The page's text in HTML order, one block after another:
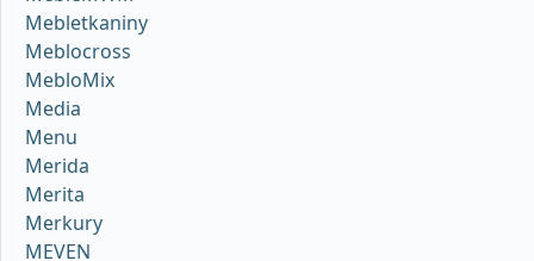
Mebletkaniny
Meblocross
MebloMix
Media
Menu
Merida
Merita
Merkury
MEVEN